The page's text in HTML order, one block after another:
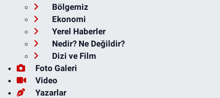
Bölgemiz
Ekonomi
Yerel Haberler
Nedir? Ne Değildir?
Dizi ve Film
Foto Galeri
Video
Yazarlar